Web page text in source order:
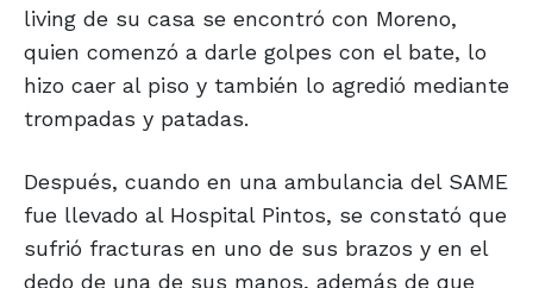
living de su casa se encontró con Moreno,
quien comenzó a darle golpes con el bate, lo
hizo caer al piso y también lo agredió mediante
trompadas y patadas.
Después, cuando en una ambulancia del SAME
fue llevado al Hospital Pintos, se constató que
sufrió fracturas en uno de sus brazos y en el
dedo de una de sus manos, además de que